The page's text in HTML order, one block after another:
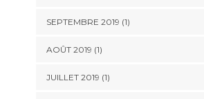
SEPTEMBRE 2019 (1)
AOÛT 2019 (1)
JUILLET 2019 (1)